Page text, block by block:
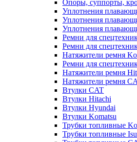
Опоры, суппорты,
Уплотнения
Уплотнения
Уплотнения
Ремни для
Ремни для
Натяжители ремня
Ремни для
Натяжители ремня
Натяжители ремня
Втулки CAT
Втулки Hitachi
Втулки Hyundai
Втулки Komatsu
Трубки топливные
Трубки топливные